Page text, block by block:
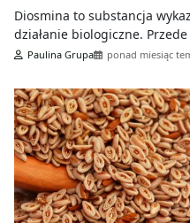
Diosmina to substancja
działanie biologiczne.
Paulina Grupa ponad miesiąc